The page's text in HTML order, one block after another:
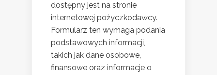
dostępny jest na stronie
internetowej pożyczkodawcy.
Formularz ten wymaga podania
podstawowych informacji,
takich jak dane osobowe,
finansowe oraz informacje o